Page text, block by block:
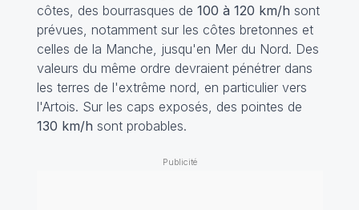
côtes, des bourrasques de 100 à 120 km/h sont
prévues, notamment sur les côtes bretonnes et
celles de la Manche, jusqu'en Mer du Nord. Des
valeurs du même ordre devraient pénétrer dans
les terres de l'extrême nord, en particulier vers
l'Artois. Sur les caps exposés, des pointes de
130 km/h sont probables.